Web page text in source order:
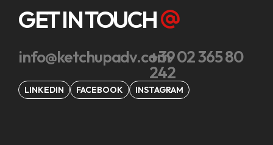
GET IN TOUCH
info@ketchupadv.com+39 02 365 80
242
LINKEDIN FACEBOOK INSTAGRAM